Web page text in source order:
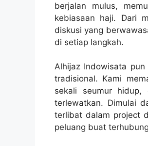
berjalan mulus,
kebiasaan haji. Dari
diskusi yang
di setiap langkah.
Alhijaz Indowisata
tradisional. Kami
sekali seumur
terlewatkan. Dimulai
terlibat dalam project
peluang buat